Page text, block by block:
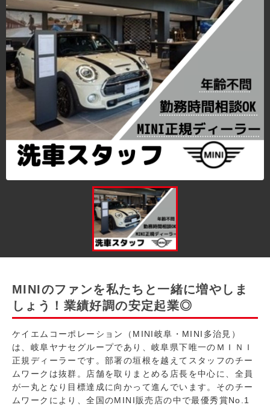
MINIのファンを私たちと一緒に増やしま
しょう！業績好調の安定起業◎
ケイエムコーポレーション（MINI岐阜・MINI多治見）
は、岐阜ヤナセグループであり、岐阜県下唯一のＭＩＮＩ
正規ディーラーです。部署の垣根を越えてスタッフのチー
ムワークは抜群。店舗を取りまとめる店長を中心に、全員
が一丸となり目標達成に向かって進んでいます。そのチー
ムワークにより、全国のMINI販売店の中で最優秀賞No.1